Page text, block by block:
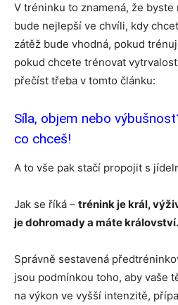
V tréninku to znamená, že
bude nejlepší ve chvíli, kdy
zátěž bude vhodná, pokud
pokud chcete trénovat
přečíst třeba v tomto článku:
Síla, objem nebo
co chceš!
A to vše pak stačí propojit s
Jak se říká – trénink je král,
je dohromady a máte království.
Správně sestavená
jsou podmínkou toho, aby vaše
na výkon ve vyšší intenzitě,